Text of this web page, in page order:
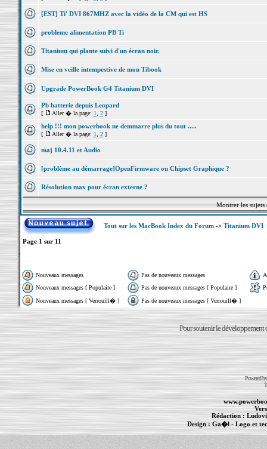
[EST] Ti' DVI 867MHZ avec la vidéo de la CM qui est HS
probleme alimentation PB Ti
Titanium qui plante suivi d'un écran noir.
Mise en veille intempestive de mon Tibook
Upgrade PowerBook G4 Titanium DVI
Pb batterie depuis Leopard
[ Aller � la page: 1 2]
help !!! mon powerbook ne demmarre plus du tout .....
[ Aller � la page: 1 2]
maj 10.4.11 et Audio
[problème au démarrage]OpenFirmware ou Chipset Graphique ?
Résolution max pour écran externe ?
Montrer les
Tout sur les MacBook Index du Forum-> Titanium DVI
Page 1 sur 11
Nouveaux messages Pas de nouveaux messages
Nouveaux messages [ Populaire ]
Pas de nouveaux messages [ Populaire ]
Nouveaux messages [ Verrouill� ]
Pas de nouveaux messages [ Verrouill� ]
Pour soutenir le développement
Powered
Rédaction :
Design :Ga�l - Logo et
PowerBook-MacBook Pro